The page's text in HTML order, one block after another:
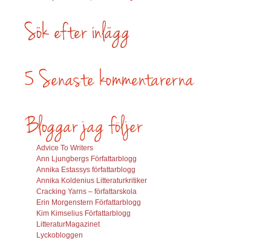
Advice To Writers
Ann Ljungbergs Författarblogg
Annika Estassys författarblogg
Annika Koldenius Litteraturkritiker
Cracking Yarns – författarskola
Erin Morgenstern Författarblogg
Kim Kimselius Författarblogg
LitteraturMagazinet
Lyckobloggen